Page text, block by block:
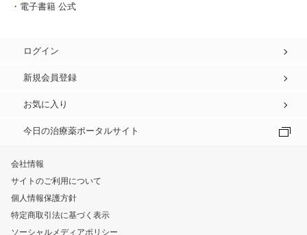
・電子書籍 公式
ログイン
新規会員登録
お気に入り
今日の治療薬ポータルサイト
会社情報
サイトのご利用について
個人情報保護方針
特定商取引法に基づく表示
ソーシャルメディアポリシー